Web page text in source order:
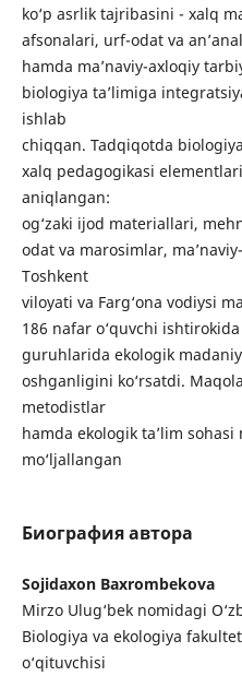
ko‘p asrlik tajribasini - xalq
afsonalari, urf-odat va
hamda ma’naviy-axloqiy
biologiya ta’limiga
ishlab
chiqqan. Tadqiqotda
xalq pedagogikasi
aniqlangan:
og‘zaki ijod materiallari,
odat va marosimlar,
Toshkent
viloyati va Farg‘ona vodiysi
186 nafar o‘quvchi
guruhlarida ekologik
oshganligini ko‘rsatdi.
metodistlar
hamda ekologik ta’lim
mo‘ljallangan
Биография автора
Sojidaxon Baxrombekova
Mirzo Ulug‘bek nomidagi
Biologiya va ekologiya
o‘qituvchisi